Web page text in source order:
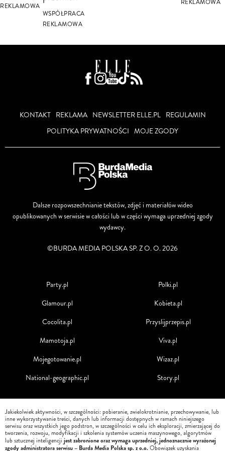
REKLAMOWA
WSPÓŁPRACA
REKLAMOWA
REKLAMOWA
KONTAKT REKLAMA NEWSLETTER ELLE.PL
REGULAMIN
POLITYKA PRYWATNOŚCI MOJE ZGODY
Dalsze rozpowszechnianie tekstów, zdjęć i materiałów wideo
opublikowanych w serwisie w całości lub w części wymaga uprzedniej zgody
wydawcy.
©BURDA MEDIA POLSKA SP. Z O. O. 2026
Party.pl
Glamour.pl
Cocolita.pl
Mamotoja.pl
Mojegotowanie.pl
National-geographic.pl
Polki.pl
Kobieta.pl
Przyslijprzepis.pl
Viva.pl
Wizaz.pl
Story.pl
Jakiekolwiek aktywności, w szczególności: pobieranie, zwielokrotnianie, przechowywanie, lub
inne wykorzystywanie treści, danych lub informacji dostępnych w ramach niniejszego
serwisu oraz wszystkich jego podstron, w szczególności w celu ich eksploracji, zmierzającej do
tworzenia, rozwoju, modyfikacji i szkolenia systemów uczenia maszynowego, algorytmów
lub sztucznej inteligencji jest zabronione oraz wymaga uprzedniej, jednoznacznie wyrażonej
zgody administratora serwisu – Burda Media Polska sp. z o.o.Obowiązek uzyskania